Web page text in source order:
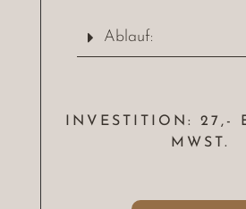
Ablauf:
INVESTITION: 27,-
MWST.